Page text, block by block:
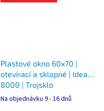
Plastové okno 60x70 |
otevírací a sklopné | Ideal
8000 | Trojsklo
Na objednávku 9 - 16 dnů